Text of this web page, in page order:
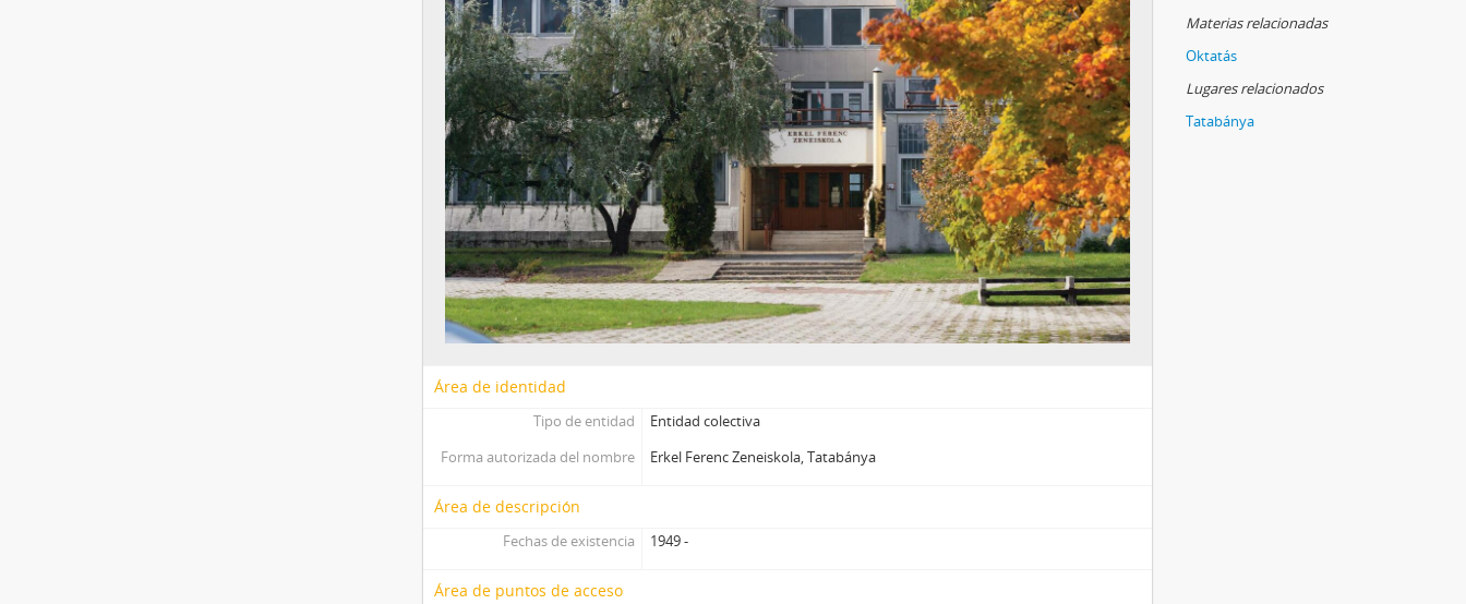
Área de identidad
Tipo de entidad
Entidad colectiva
Forma autorizada del nombre
Erkel Ferenc Zeneiskola, Tatabánya
Área de descripción
Fechas de existencia 1949 -
Área de puntos de acceso
Materias relacionadas
Oktatás
Lugares relacionados
Tatabánya